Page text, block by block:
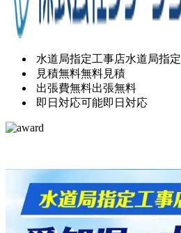
水道局指定工事店水道局指定
見積無料無料見積
出張費無料出張無料
即日対応可能即日対応